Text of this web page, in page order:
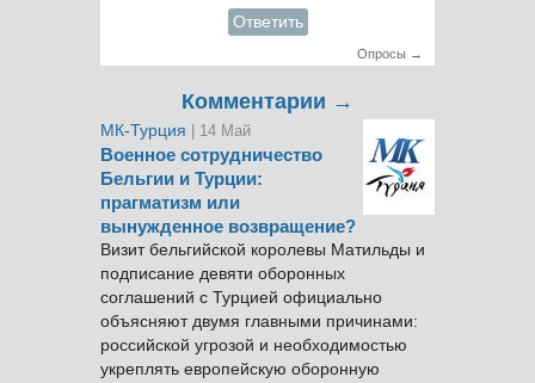
Ответить
Опросы →
Комментарии →
МК-Турция | 14 Май
Военное сотрудничество
Бельгии и Турции:
прагматизм или
вынужденное возвращение?
Визит бельгийской королевы Матильды и
подписание девяти оборонных
соглашений с Турцией официально
объясняют двумя главными причинами:
российской угрозой и необходимостью
укреплять европейскую оборонную